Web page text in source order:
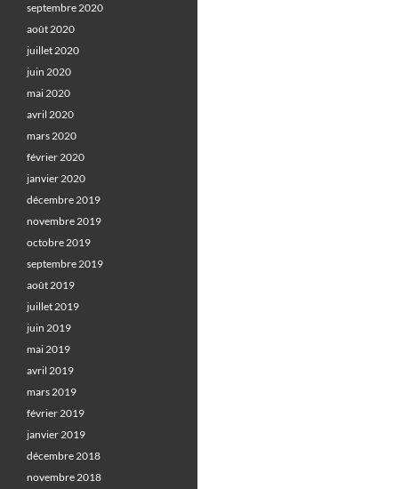
septembre 2020
août 2020
juillet 2020
juin 2020
mai 2020
avril 2020
mars 2020
février 2020
janvier 2020
décembre 2019
novembre 2019
octobre 2019
septembre 2019
août 2019
juillet 2019
juin 2019
mai 2019
avril 2019
mars 2019
février 2019
janvier 2019
décembre 2018
novembre 2018